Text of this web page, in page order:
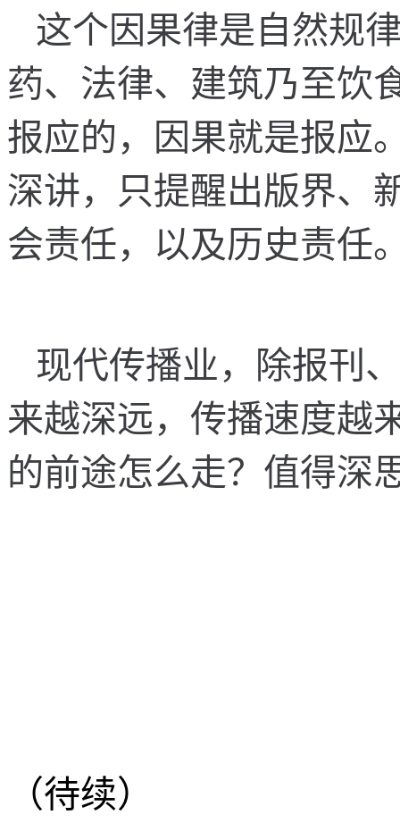
这个因果律是自然规
药、 法律、 建筑乃至饮
报应的， 因果就是报应
深讲， 只提醒出版界、
会责任， 以及历史责任
现代传播业， 除报刊
来越深远， 传播速度越
的前途怎么走？ 值得深
（待续）